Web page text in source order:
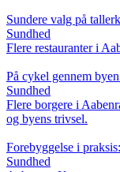
Sundere valg på
Sundhed
Flere restauranter i
På cykel gennem
Sundhed
Flere borgere i
og byens trivsel.
Forebyggelse i
Sundhed